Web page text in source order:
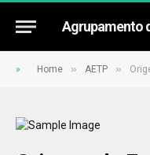
Agrupamento
» Home » AETP »